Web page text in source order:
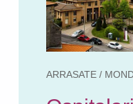
ARRASATE /